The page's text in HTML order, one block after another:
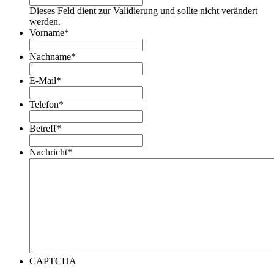
Dieses Feld dient zur Validierung und sollte nicht verändert
werden.
Vorname*
Nachname*
E-Mail*
Telefon*
Betreff*
Nachricht*
CAPTCHA